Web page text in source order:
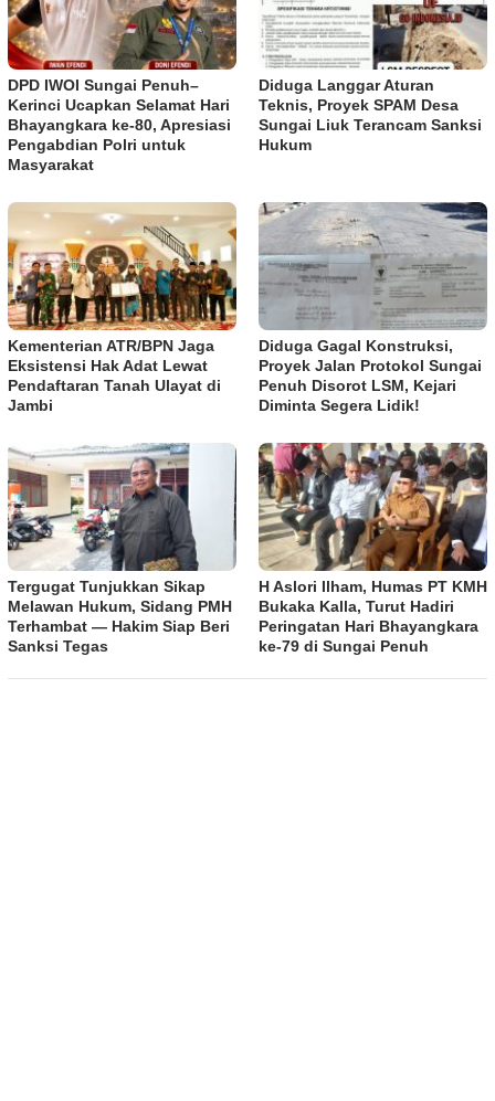
DPD IWOI Sungai Penuh–
Kerinci Ucapkan Selamat Hari
Bhayangkara ke-80, Apresiasi
Pengabdian Polri untuk
Masyarakat
Diduga Langgar Aturan
Teknis, Proyek SPAM Desa
Sungai Liuk Terancam Sanksi
Hukum
Kementerian ATR/BPN Jaga
Eksistensi Hak Adat Lewat
Pendaftaran Tanah Ulayat di
Jambi
Diduga Gagal Konstruksi,
Proyek Jalan Protokol Sungai
Penuh Disorot LSM, Kejari
Diminta Segera Lidik!
Tergugat Tunjukkan Sikap
Melawan Hukum, Sidang PMH
Terhambat — Hakim Siap Beri
Sanksi Tegas
H Aslori Ilham, Humas PT KMH
Bukaka Kalla, Turut Hadiri
Peringatan Hari Bhayangkara
ke-79 di Sungai Penuh